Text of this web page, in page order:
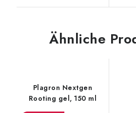
Ähnliche
Plagron Nextgen
Rooting gel, 150 ml